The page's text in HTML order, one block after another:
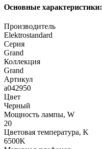
Основные характеристики:
Производитель
Elektrostandard
Серия
Grand
Коллекция
Grand
Артикул
a042950
Цвет
Черный
Мощность лампы, W
20
Цветовая температура, K
6500K